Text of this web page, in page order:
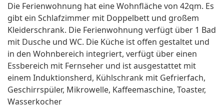
Die Ferienwohnung hat eine Wohnfläche von 42qm. Es
gibt ein Schlafzimmer mit Doppelbett und großem
Kleiderschrank. Die Ferienwohnung verfügt über 1 Bad
mit Dusche und WC. Die Küche ist offen gestaltet und
in den Wohnbereich integriert, verfügt über einen
Essbereich mit Fernseher und ist ausgestattet mit
einem Induktionsherd, Kühlschrank mit Gefrierfach,
Geschirrspüler, Mikrowelle, Kaffeemaschine, Toaster,
Wasserkocher